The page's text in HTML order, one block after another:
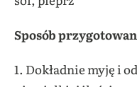
Sposób
1. Dokładnie myję i